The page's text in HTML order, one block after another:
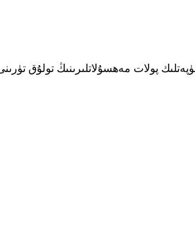
پولات مەھسۇلاتلىرىنىڭ تولۇق